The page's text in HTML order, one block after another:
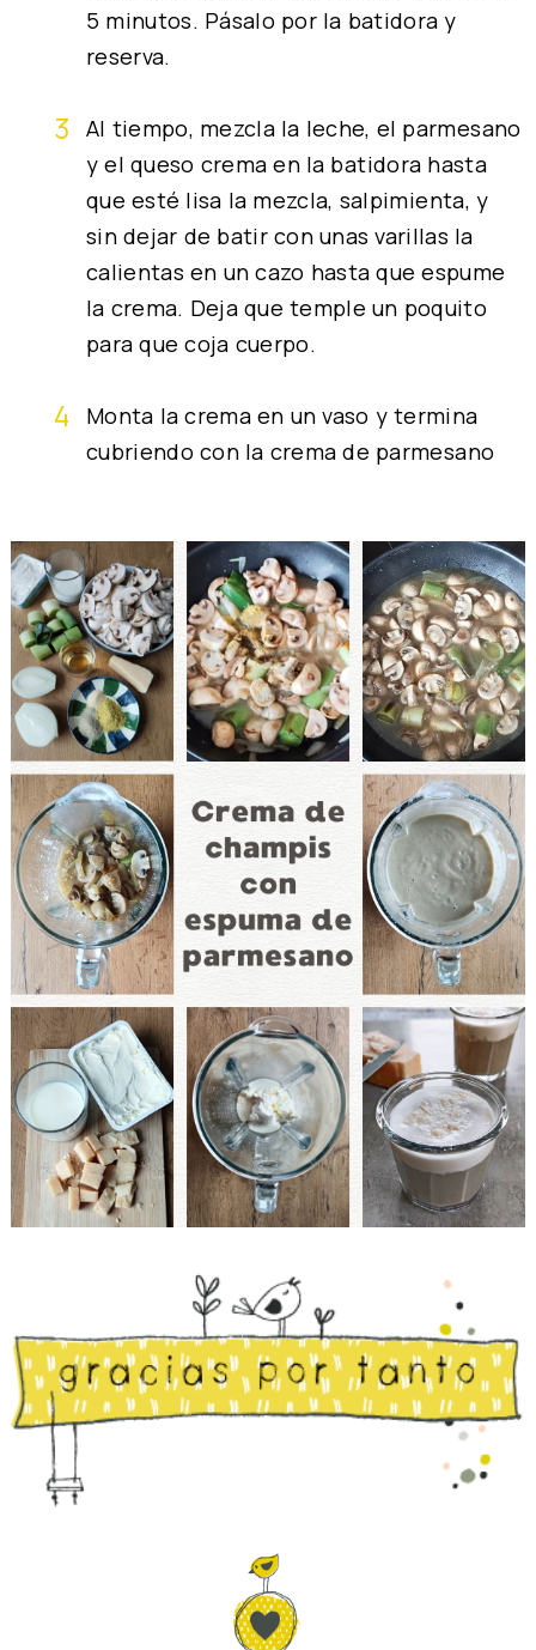
5 minutos. Pásalo por la batidora y
reserva.
Al tiempo, mezcla la leche, el parmesano
y el queso crema en la batidora hasta
que esté lisa la mezcla, salpimienta, y
sin dejar de batir con unas varillas la
calientas en un cazo hasta que espume
la crema. Deja que temple un poquito
para que coja cuerpo.
Monta la crema en un vaso y termina
cubriendo con la crema de parmesano